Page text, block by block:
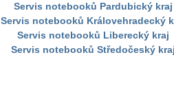
Servis notebooků Pardubický kraj
Servis notebooků Královehradecký
Servis notebooků Liberecký kraj
Servis notebooků Středočeský